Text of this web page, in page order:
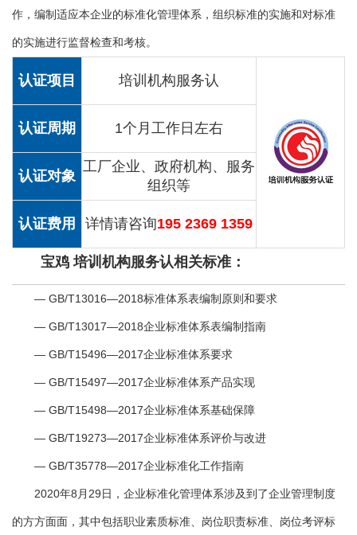
作，编制适应本企业的标准化管理体系，组织标准的实施和对标准
的实施进行监督检查和考核。
认证项目 培训机构服务认
认证周期 1个月工作日左右
认证对象
工厂企业、政府机构、服务
组织等
认证费用 详情请咨询195 2369 1359
宝鸡 培训机构服务认相关标准：
— GB/T13016—2018标准体系表编制原则和要求
— GB/T13017—2018企业标准体系表编制指南
— GB/T15496—2017企业标准体系要求
— GB/T15497—2017企业标准体系产品实现
— GB/T15498—2017企业标准体系基础保障
— GB/T19273—2017企业标准体系评价与改进
— GB/T35778—2017企业标准化工作指南
2020年8月29日，企业标准化管理体系涉及到了企业管理制度
的方方面面，其中包括职业素质标准、岗位职责标准、岗位考评标